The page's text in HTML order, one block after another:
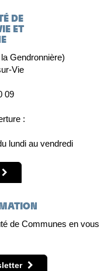
DE
ET
Gendronnière)
Vie
09
:
lundi au vendredi
de Communes en vous